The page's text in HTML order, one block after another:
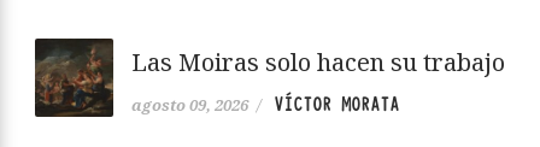
Las Moiras solo hacen su trabajo
agosto 09, 2026 / VÍCTOR MORATA